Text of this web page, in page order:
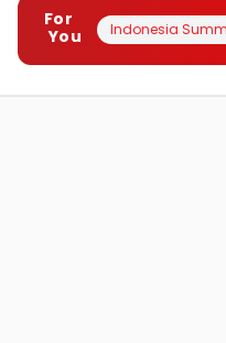
For
You
Indonesia